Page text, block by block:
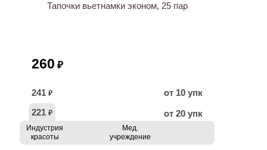
Тапочки вьетнамки эконом, 25 пар
260 ₽
241 ₽
от 10 упк
221 ₽ от 20 упк
Индустрия
красоты
Мед.
учреждение